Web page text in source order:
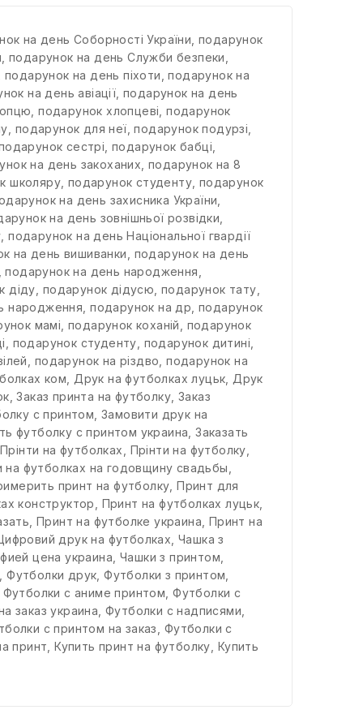
на день Соборності України ,подарунок
,подарунок на день Служби безпеки
,подарунок на день піхоти ,подарунок на
на день авіації ,подарунок на день
,подарунок хлопцеві ,подарунок
подарунок для неї ,подарунок подурзі
сестрі подарунок бабці
на день закоханих подарунок на 8
школяру, подарунок студенту, подарунок
на день захисника України
на день зовнішньої розвідки
,подарунок на день Національної гвардії
на день вишиванки
подарунок на день
,подарунок на день народження
діду подарунок дідусю подарунок тату
народження ,подарунок на др подарунок
мамі подарунок коханій
подарунок
подарунок студенту подарунок дитині
подарунок на різдво ,подарунок на
ком Друк на футболках луцьк Друк
,Заказ принта на футболку Заказ
с принтом ,Замовити друк на
футболку с принтом украина ,Заказать
,Прінти на футболках Прінти на футболку
на футболках на годовщину свадьбы
принт на футболку ,Принт для
конструктор Принт на футболках луцьк
,Принт на футболке украина Принт на
друк на футболках Чашка з
цена украина Чашки з принтом
,Футболки друк ,Футболки з принтом
Футболки с аниме принтом ,Футболки с
заказ украина ,Футболки с надписями
с принтом на заказ
Футболки с
принт ,Купить принт на футболку Купить